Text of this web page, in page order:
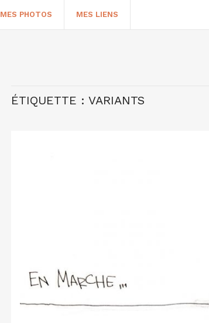
MES PHOTOS MES LIENS
ÉTIQUETTE : VARIANTS